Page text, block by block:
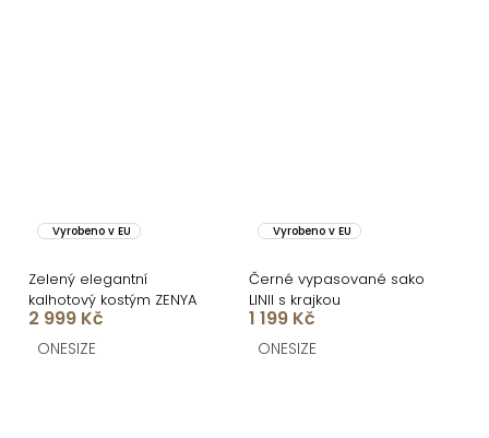
Vyrobeno v EU
Zelený elegantní
kalhotový kostým ZENYA
2 999 Kč
ONESIZE
Vyrobeno v EU
Černé vypasované sako
LINII s krajkou
1 199 Kč
ONESIZE